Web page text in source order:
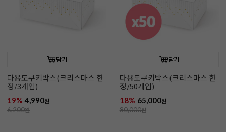
담기
다용도쿠키박스(크리스마스 한
정/3개입)
19% 4,990원
6,200원
담기
다용도쿠키박스(크리스마스 한
정/50개입)
18% 65,000원
80,000원